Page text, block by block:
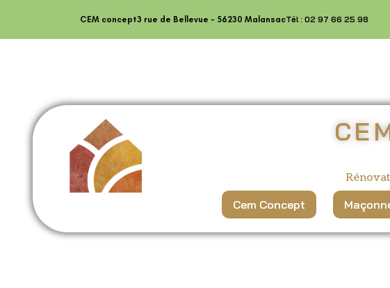
CEM concept3 rue de Bellevue - 56230 MalansacTél : 02 97 66 25 98
Cem Concept